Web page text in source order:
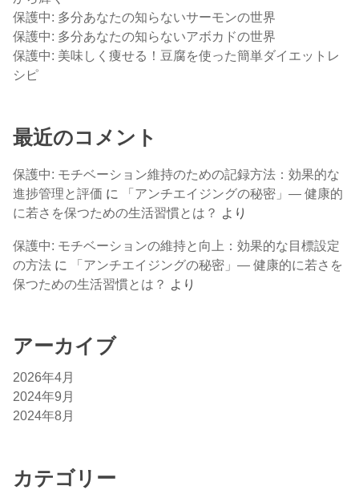
保護中: 多分あなたの知らないサーモンの世界
保護中: 多分あなたの知らないアボカドの世界
保護中: 美味しく痩せる！豆腐を使った簡単ダイエットレ
シピ
最近のコメント
保護中: モチベーション維持のための記録方法：効果的な
進捗管理と評価 に
「アンチエイジングの秘密」— 健康的
に若さを保つための生活習慣とは？ より
保護中: モチベーションの維持と向上：効果的な目標設定
の方法 に
「アンチエイジングの秘密」— 健康的に若さを
保つための生活習慣とは？
より
アーカイブ
2026年4月
2024年9月
2024年8月
カテゴリー